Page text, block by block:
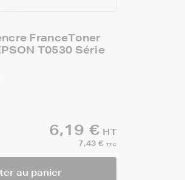
FranceToner
T0530 Série
6,19 € HT
7,43 € TTC
au panier